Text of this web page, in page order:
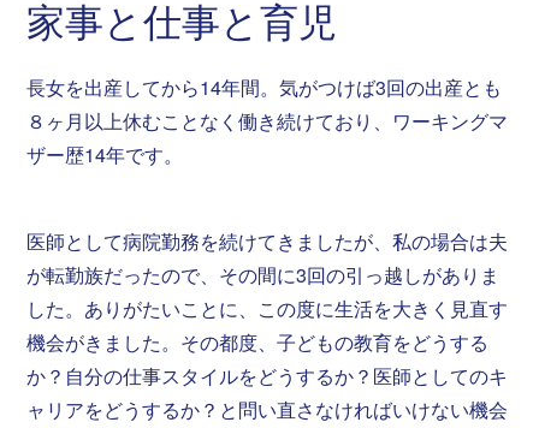
家事と仕事と育児
長女を出産してから14年間。気がつけば3回の出産とも
８ヶ月以上休むことなく働き続けており、ワーキングマ
ザー歴14年です。
医師として病院勤務を続けてきましたが、私の場合は夫
が転勤族だったので、その間に3回の引っ越しがありま
した。ありがたいことに、この度に生活を大きく見直す
機会がきました。その都度、子どもの教育をどうする
か？自分の仕事スタイルをどうするか？医師としてのキ
ャリアをどうするか？と問い直さなければいけない機会